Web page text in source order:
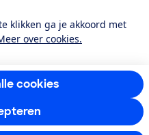
klikken ga je akkoord met
over cookies.
cookies
Instagram
YoutubeLinkedIn
met gemiddeld